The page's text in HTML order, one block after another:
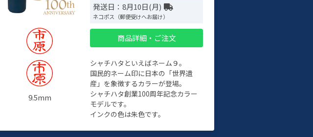
9.5mm
発送日：8月10日(月)
ネコポス（郵便受けへお届け）
商品詳細・ご注文
シャチハタといえばネーム９。
国民的ネーム印に日本の「世界遺
産」を象徴するカラーが登場。
シャチハタ創業100周年記念カラー
モデルです。
インクの色は朱色です。